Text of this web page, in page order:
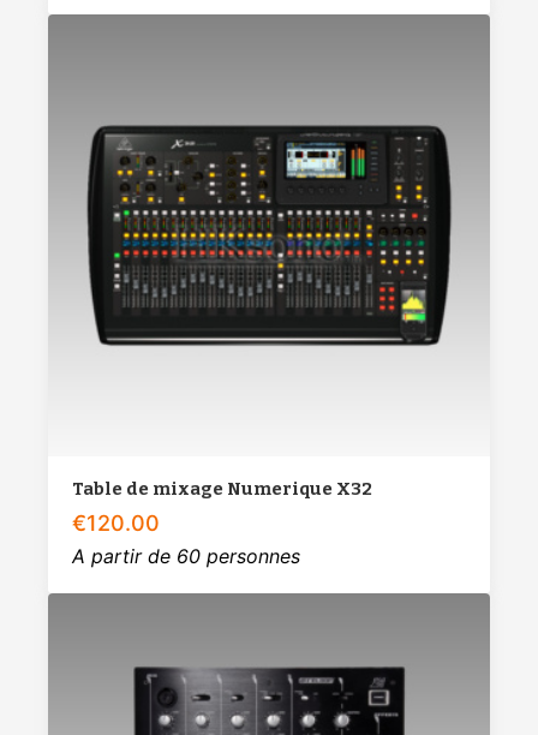
A partir de 60 personnes
Table de mixage Numerique X32
€120.00